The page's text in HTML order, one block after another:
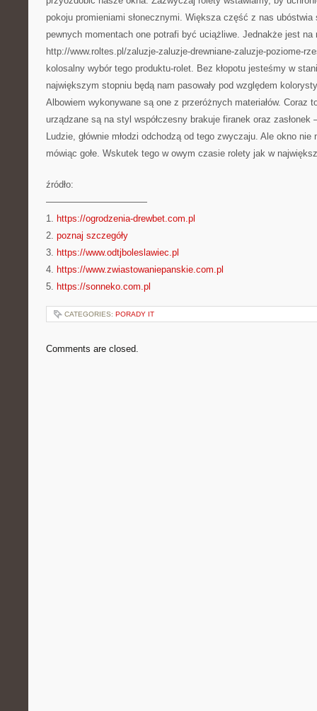
pokoju promieniami słonecznymi. Większa część z nas ubóstwia
pewnych momentach one potrafi być uciążliwe. Jednakże jest na
http://www.roltes.pl/zaluzje-zaluzje-drewniane-zaluzje-poziome-
kolosalny wybór tego produktu-rolet. Bez kłopotu jesteśmy w
największym stopniu będą nam pasowały pod względem
Albowiem wykonywane są one z przeróżnych materiałów. Coraz
urządzane są na styl współczesny brakuje firanek oraz zasłonek
Ludzie, głównie młodzi odchodzą od tego zwyczaju. Ale okno
mówiąc gołe. Wskutek tego w owym czasie rolety jak w
źródło:
———————————
1. https://ogrodzenia-drewbet.com.pl
2. poznaj szczegóły
3. https://www.odtjboleslawiec.pl
4. https://www.zwiastowaniepanskie.com.pl
5. https://sonneko.com.pl
CATEGORIES: PORADY IT
Comments are closed.